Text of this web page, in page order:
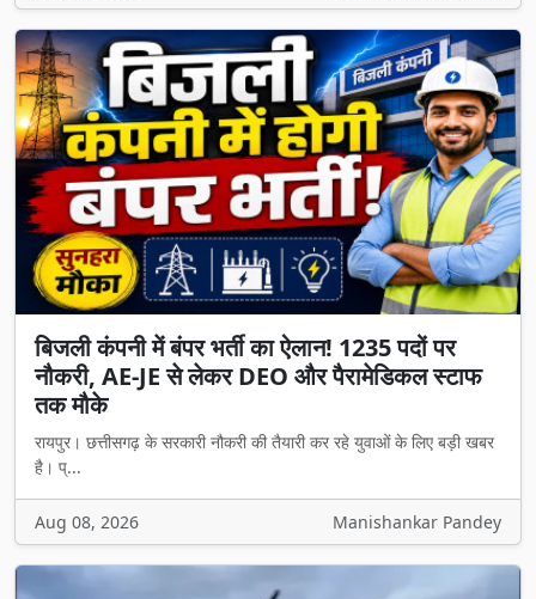
बिजली कंपनी में बंपर भर्ती का ऐलान! 1235 पदों पर
नौकरी, AE-JE से लेकर DEO और पैरामेडिकल स्टाफ
तक मौके
रायपुर। छत्तीसगढ़ के सरकारी नौकरी की तैयारी कर रहे युवाओं के लिए बड़ी खबर
है। प्...
Aug 08, 2026 Manishankar Pandey